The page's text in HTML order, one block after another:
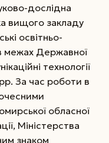
дослідна
вищого закладу
освітньо-
межах Державної
технології
рр. За час роботи в
обласної
Міністерства
знаком